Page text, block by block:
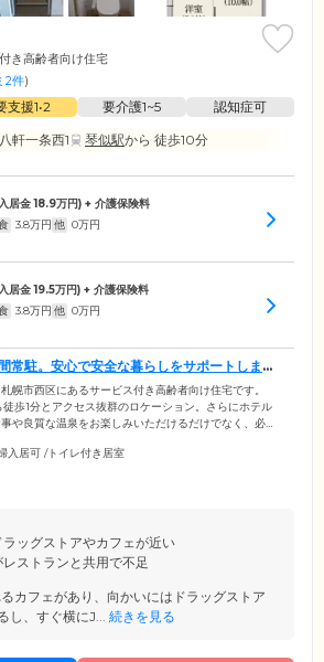
き高齢者向け住宅
2件)
支援1•2 要介護1~5
認知症可
軒一条西1
琴似駅から 徒歩10分
居金18.9万円) + 介護保険料
3.8万円 他 0万円
居金19.5万円) + 介護保険料
3.8万円 他 0万円
常駐。安心で安全な暮らしをサポートしま
札幌市西区にあるサービス付き高齢者向け住宅です。
歩1分とアクセス抜群のロケーション。さらにホテル
や良質な温泉をお楽しみいただけるだけでなく、必
護経験豊富な管理人が24時間常駐しており、状況把
は迅速にかけつけて対応しますのでご安心くださ
入居可 /トイレ付き居室
ッグストアやカフェが近い
ストランと共用で不足
カフェがあり、向かいにはドラッグストア
し、すぐ横にJ... 続きを見る